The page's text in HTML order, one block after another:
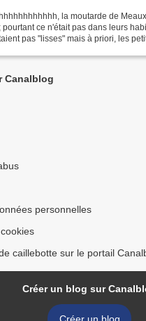
la moutarde de
ce n'était pas dans leurs
pas "lisses" mais à priori, les
Canalblog
personnelles
caillebotte sur le portail
Créer un blog sur